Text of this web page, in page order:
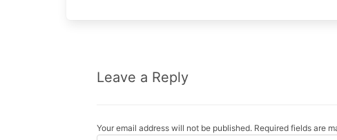
Leave a Reply
Your email address will not be published. Required fields are